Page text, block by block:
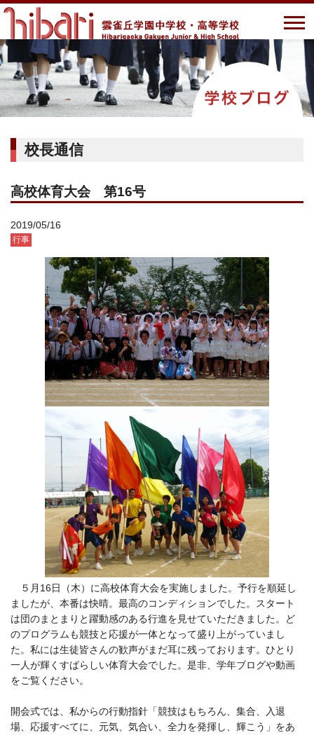
校長通信
高校体育大会 第16号
2019/05/16
行事
５月16日（木）に高校体育大会を実施しました。予行を順延し
ましたが、本番は快晴。最高のコンディションでした。スタート
は団のまとまりと躍動感のある行進を見せていただきました。ど
のプログラムも競技と応援が一体となって盛り上がっていまし
た。私には生徒皆さんの歓声がまだ耳に残っております。ひとり
一人が輝くすばらしい体育大会でした。是非、学年ブログや動画
をご覧ください。
開会式では、私からの行動指針「競技はもちろん、集合、入退
場、応援すべてに、元気、気合い、全力を発揮し、輝こう」をあ